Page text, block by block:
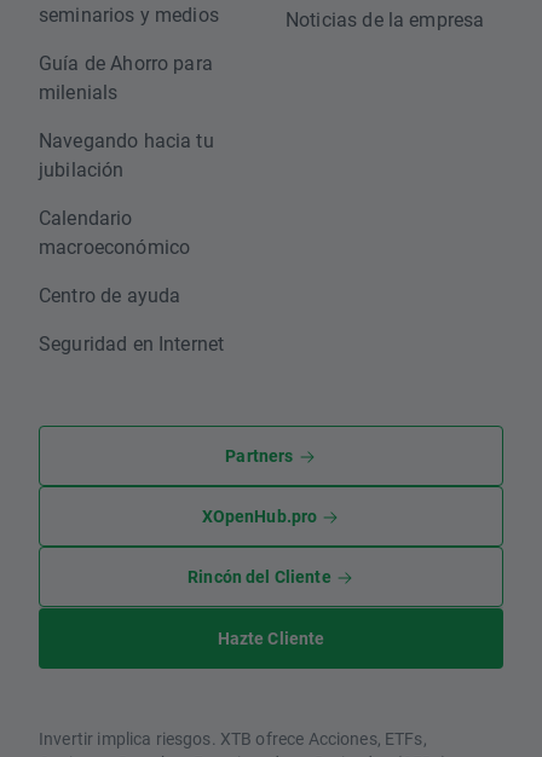
seminarios y medios
Guía de Ahorro para
milenials
Navegando hacia tu
jubilación
Calendario
macroeconómico
Centro de ayuda
Seguridad en Internet
Noticias de la empresa
Partners
XOpenHub.pro
Rincón del Cliente
Hazte Cliente
Invertir implica riesgos. XTB ofrece Acciones, ETFs,